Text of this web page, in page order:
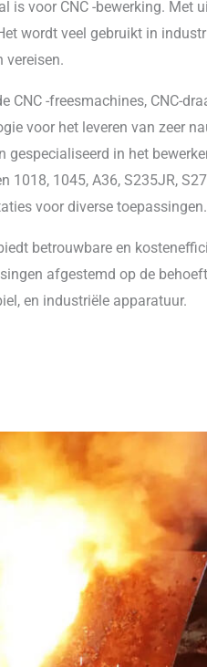
is voor CNC -bewerking. Met
wordt veel gebruikt in
vereisen.
CNC -freesmachines, CNC-
voor het leveren van zeer
in het
1018, 1045, A36, S235JR,
voor diverse toepassingen.
betrouwbare en
afgestemd op de
en industriële apparatuur.